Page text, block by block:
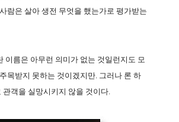
람은 살아 생전 무엇을 했는가로 평가받는
이름은 아무런 의미가 없는 것일런지도 모
목받지 못하는 것이겠지만. 그러나 론 하
객을 실망시키지 않을 것이다.